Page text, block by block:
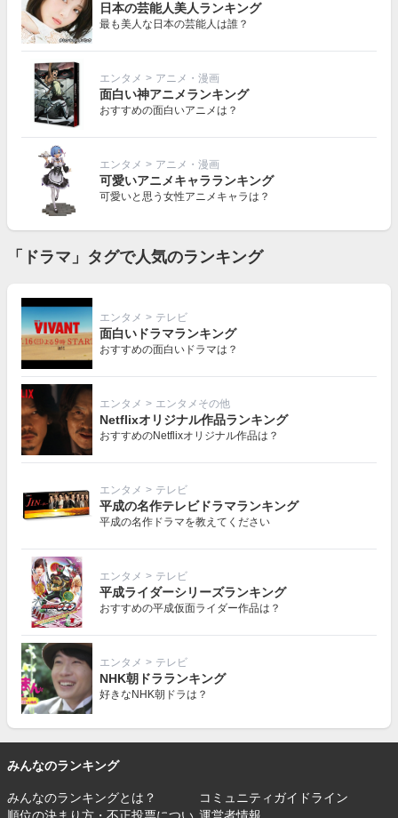
日本の芸能人美人ランキング
最も美人な日本の芸能人は誰？
エンタメ > アニメ・漫画
面白い神アニメランキング
おすすめの面白いアニメは？
エンタメ > アニメ・漫画
可愛いアニメキャラランキング
可愛いと思う女性アニメキャラは？
「ドラマ」タグで人気のランキング
エンタメ > テレビ
面白いドラマランキング
おすすめの面白いドラマは？
エンタメ > エンタメその他
Netflixオリジナル作品ランキング
おすすめのNetflixオリジナル作品は？
エンタメ > テレビ
平成の名作テレビドラマランキング
平成の名作ドラマを教えてください
エンタメ > テレビ
平成ライダーシリーズランキング
おすすめの平成仮面ライダー作品は？
エンタメ > テレビ
NHK朝ドラランキング
好きなNHK朝ドラは？
みんなのランキング
みんなのランキングとは？
コミュニティガイドライン